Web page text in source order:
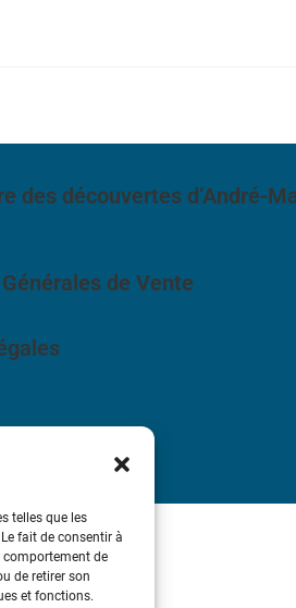
telles que les
fait de consentir à
comportement de
de retirer son
et fonctions.
des découvertes d’André-
de Vente